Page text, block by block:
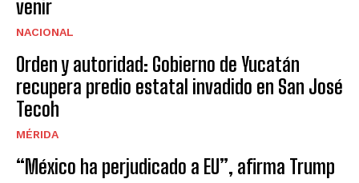
venir
NACIONAL
Orden y autoridad: Gobierno de Yucatán
recupera predio estatal invadido en San José
Tecoh
MÉRIDA
“México ha perjudicado a EU”, afirma Trump